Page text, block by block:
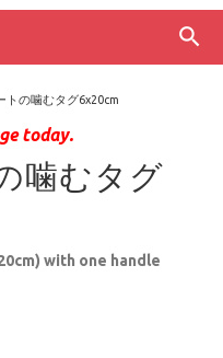
トの噛むタグ6x20cm
today.
噛むタグ
with one handle